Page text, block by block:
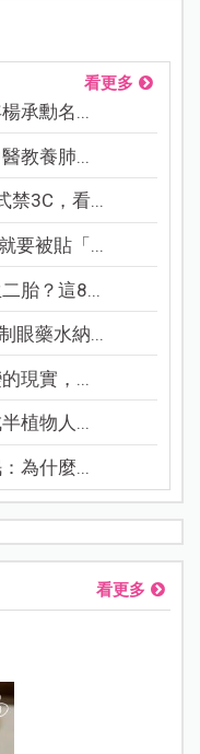
看更多
承勳名...
教養肺...
禁3C，看...
要被貼「...
胎？這8...
眼藥水納...
現實，...
植物人...
為什麼...
看更多